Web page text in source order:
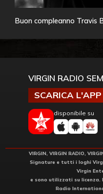
Buon compleanno Travis
VIRGIN RADIO
SCARICA L'APP
disponibile su
VIRGIN, VIRGIN RADIO,
Signature e tutti i loghi
Virgin
e sono utilizzati su licenza.
Radio